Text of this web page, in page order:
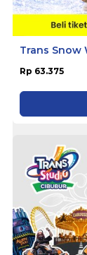
Trans Snow
Rp 63.375